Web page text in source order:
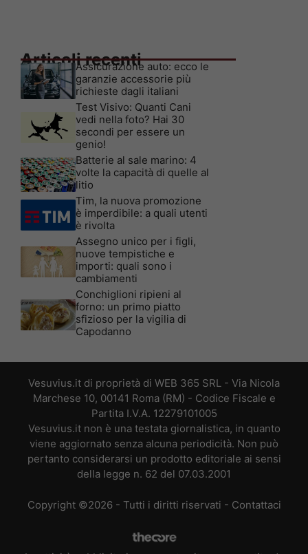
Articoli recenti
Assicurazione auto: ecco le
garanzie accessorie più
richieste dagli italiani
Test Visivo: Quanti Cani
vedi nella foto? Hai 30
secondi per essere un
genio!
Batterie al sale marino: 4
volte la capacità di quelle al
litio
Tim, la nuova promozione
è imperdibile: a quali utenti
è rivolta
Assegno unico per i figli,
nuove tempistiche e
importi: quali sono i
cambiamenti
Conchiglioni ripieni al
forno: un primo piatto
sfizioso per la vigilia di
Capodanno
Vesuvius.it di proprietà di WEB 365 SRL - Via Nicola
Marchese 10, 00141 Roma (RM) - Codice Fiscale e
Partita I.V.A. 12279101005
Vesuvius.it non è una testata giornalistica, in quanto
viene aggiornato senza alcuna periodicità. Non può
pertanto considerarsi un prodotto editoriale ai sensi
della legge n. 62 del 07.03.2001
Copyright ©2026 - Tutti i diritti riservati - Contattaci